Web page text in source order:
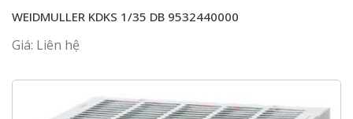
WEIDMULLER KDKS 1/35 DB 9532440000
Giá: Liên hệ